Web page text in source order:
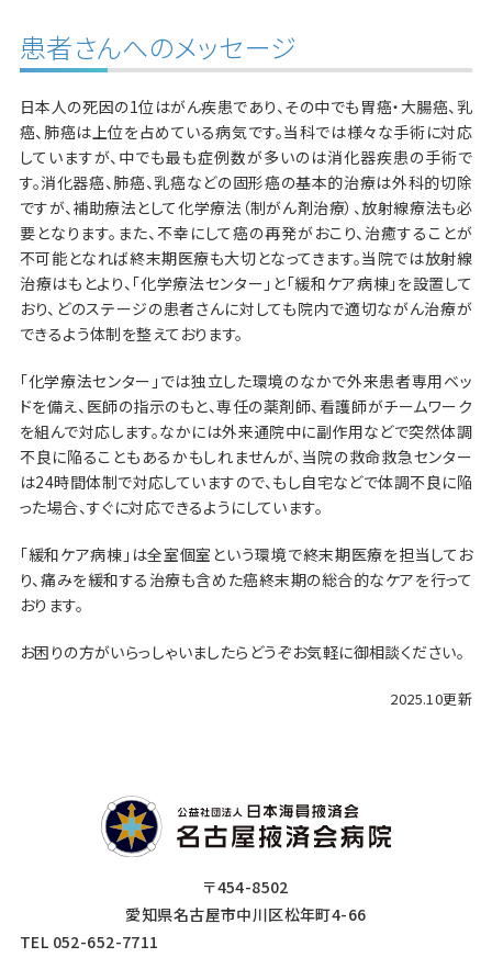
患者さんへのメッセージ
日本人の死因の1位はがん疾患であり、その中でも胃癌・大腸癌、乳
癌、肺癌は上位を占めている病気です。当科では様々な手術に対応
していますが、中でも最も症例数が多いのは消化器疾患の手術で
す。消化器癌、肺癌、乳癌などの固形癌の基本的治療は外科的切除
ですが、補助療法として化学療法（制がん剤治療）、放射線療法も必
要となります。また、不幸にして癌の再発がおこり、治癒することが
不可能となれば終末期医療も大切となってきます。当院では放射線
治療はもとより、「化学療法センター」と「緩和ケア病棟」を設置して
おり、どのステージの患者さんに対しても院内で適切ながん治療が
できるよう体制を整えております。
「化学療法センター」では独立した環境のなかで外来患者専用ベッ
ドを備え、医師の指示のもと、専任の薬剤師、看護師がチームワーク
を組んで対応します。なかには外来通院中に副作用などで突然体調
不良に陥ることもあるかもしれませんが、当院の救命救急センター
は24時間体制で対応していますので、もし自宅などで体調不良に陥
った場合、すぐに対応できるようにしています。
「緩和ケア病棟」は全室個室という環境で終末期医療を担当してお
り、痛みを緩和する治療も含めた癌終末期の総合的なケアを行って
おります。
お困りの方がいらっしゃいましたらどうぞお気軽に御相談ください。
2025.10更新
〒454-8502
愛知県名古屋市中川区松年町4-66
TEL 052-652-7711